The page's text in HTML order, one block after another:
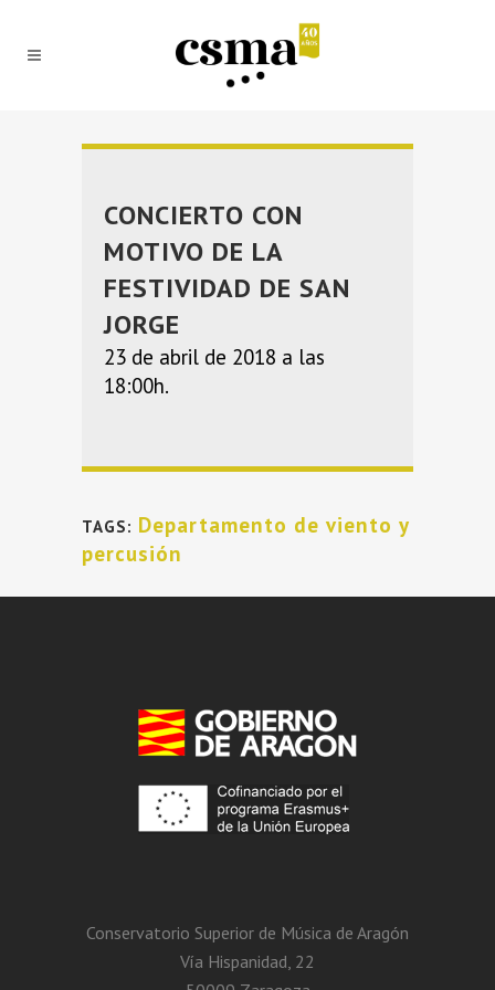
CONCIERTO CON
MOTIVO DE LA
FESTIVIDAD DE SAN
JORGE
23 de abril de 2018 a las
18:00h.
TAGS: Departamento de viento y
percusión
Conservatorio Superior de Música de Aragón
Vía Hispanidad, 22